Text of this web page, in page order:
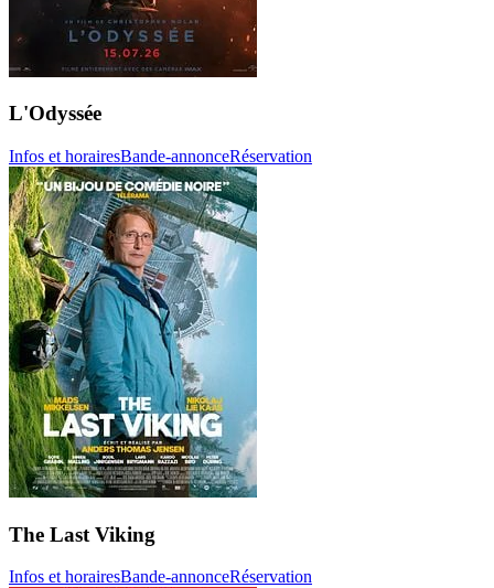
L'Odyssée
Infos et horairesBande-annonceRéservation
The Last Viking
Infos et horairesBande-annonceRéservation